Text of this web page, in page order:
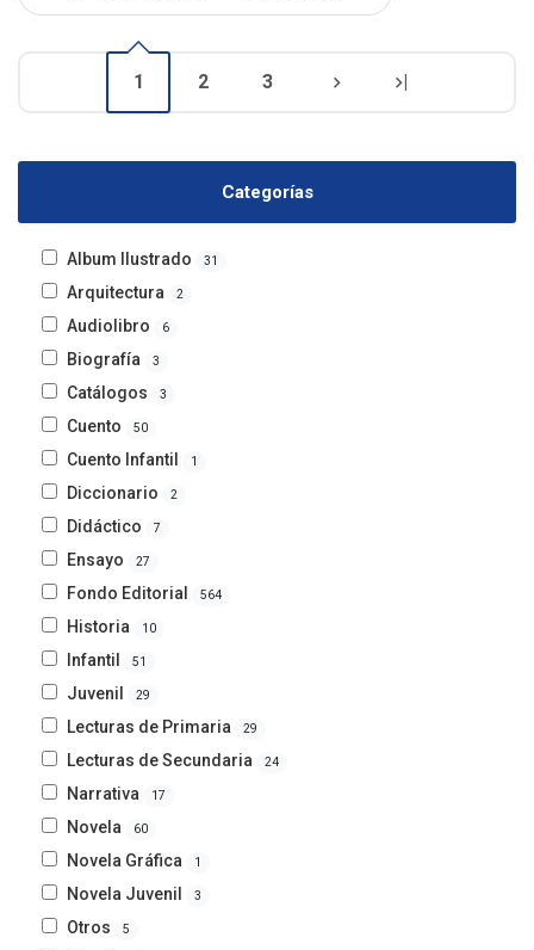
1 2 3 |
Categorías
Album Ilustrado 31
Arquitectura 2
Audiolibro 6
Biografía 3
Catálogos 3
Cuento 50
Cuento Infantil 1
Diccionario 2
Didáctico 7
Ensayo 27
Fondo Editorial 564
Historia 10
Infantil 51
Juvenil 29
Lecturas de Primaria 29
Lecturas de Secundaria 24
Narrativa 17
Novela 60
Novela Gráfica 1
Novela Juvenil 3
Otros 5